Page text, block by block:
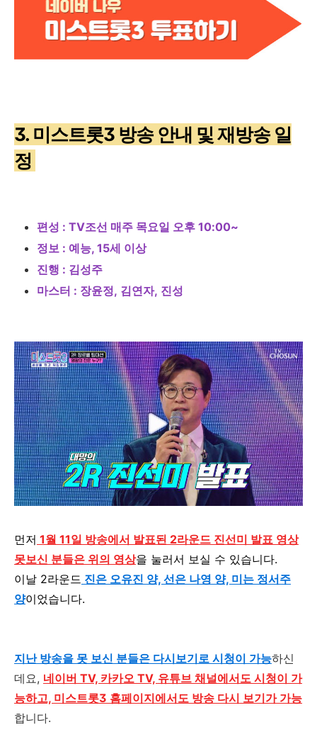
3. 미스트롯3 방송 안내 및 재방송 일
정
편성 : TV조선 매주 목요일 오후 10:00~
정보 : 예능, 15세 이상
진행 : 김성주
마스터 : 장윤정, 김연자, 진성
먼저 1월 11일 방송에서 발표된 2라운드 진선미 발표 영상
못보신 분들은 위의 영상을 눌러서 보실 수 있습니다.
이날 2라운드 진은 오유진 양, 선은 나영 양, 미는 정서주
양이었습니다.
지난 방송을 못 보신 분들은 다시보기로 시청이 가능하신
데요, 네이버 TV, 카카오 TV, 유튜브 채널에서도 시청이 가
능하고, 미스트롯3 홈페이지에서도 방송 다시 보기가 가능
합니다.